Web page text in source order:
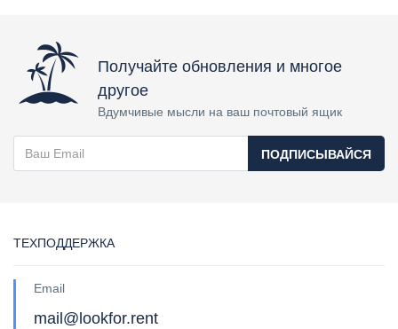
Получайте обновления и многое
другое
Вдумчивые мысли на ваш почтовый ящик
ПОДПИСЫВАЙСЯ
ТЕХПОДДЕРЖКА
Email
mail@lookfor.rent